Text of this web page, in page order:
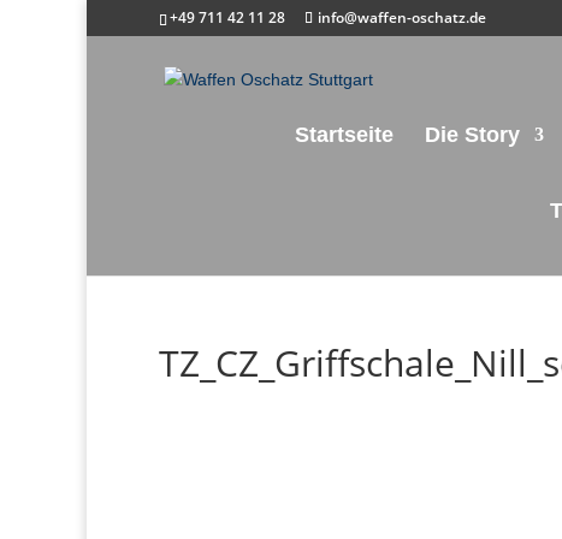
+49 711 42 11 28 info@waffen-oschatz.de
Startseite Die Story